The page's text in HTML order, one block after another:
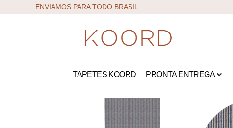
ENVIAMOS PARA TODO BRASIL
TAPETES KOORD PRONTA ENTREGA